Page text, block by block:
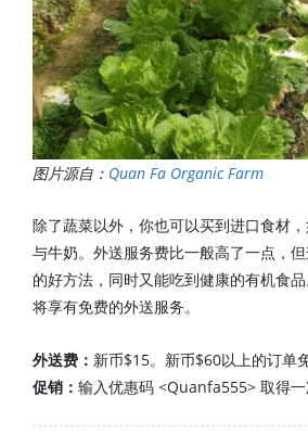
图片源自： Quan Fa Organic Farm
除了蔬菜以外，你也可以买到进口食材，
与牛奶。外送服务费比一般高了一点，
的好方法，同时又能吃到健康的有机食
将享有免费的外送服务。
外送费： 新币$15。新币$60以上的订单
促销： 输入优惠码 <Quanfa555> 取得一